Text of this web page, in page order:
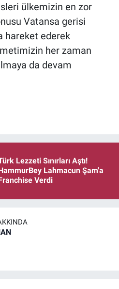
ülkemizin en zor
Vatansa gerisi
hareket ederek
her zaman
da devam
Lezzeti Sınırları Aştı!
Lahmacun Şam'a
Verdi